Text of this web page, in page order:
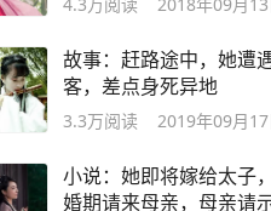
故事：赶路途中，她遭
客，差点身死异地
3.3万阅读 2019年09月17
小说：她即将嫁给太子
婚期请来母亲，母亲请